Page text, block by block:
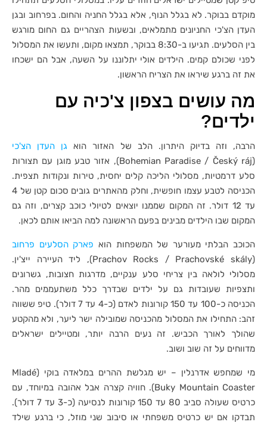
מוקדם בבוקר. לא בגלל הנוף, אלא בגלל החניה והחום. בפרחוב ובגן
העדן הצ'כי החניונים מתמלאים, ובשעות הצהריים גם החום מורגש
בין הסלעים. תגיעו ב-8:30 בבוקר, תמצאו מקום, ותעשו את המסלול
לפני שכולם קמים. הילדים אולי יתלוננו על השעה, אבל הם ישכחו
את זה ברגע שיראו את הצריח הראשון.
מה עושים בצפון צ'כיה עם
ילדים?
הרבה, וזה בדיוק היתרון. הלב של האזור הוא גן העדן הצ'כי
(Bohemian Paradise / Český ráj), אזור טבע מוגן עם תצורות
סלע דרמטיות, מסלולי הליכה קלים יחסית, טירות ונקודות תצפית.
הכניסה לטבע עצמו חופשית, וחלק מהאתרים גובים סכום קטן של 4
עד 12 דולר. זה המקום שממנו יוצאים לטיולי כוכב קצרים, וזה גם
המקום שבו הילדים מבינים בפעם הראשונה למה הביאו אותם לכאן.
הכוכב הבלתי מעורער של המשפחות הוא פארק הסלעים פרחוב
(Prachov Rocks / Prachovské skály), ליד העיירה ייצ'ין.
מסלולי לולאה בין צריחי סלע ענקיים, מדרגות חצובות, גשרונים
ותצפיות שעובדות גם על ילדים שבדרך כלל משתעממים מהר.
הכניסה כ-100 עד 150 קורונות לאדם (כ-4 עד 7 דולר). טיפ ששווה
זהב: התחילו את המסלול מהכניסה שמובילה ישר ליער, ולא מהקטע
שהולך לאורך הכביש. זה נעים הרבה יותר, ומטיילים ישראלים
מדווחים על זה שוב ושוב.
מי שמחפש אדרנלין – יש מגלשת ההרים במלאדה בוקי (Mladé
Buky Mountain Coaster). חוויה קצרה אבל אהובה במיוחד, עם
כרטיס שעולה סביב 80 עד 150 קורונות לנסיעה (כ-3 עד 7 דולר).
תבדקו אם יש כרטיס משפחתי או סיבוב שני מוזל, כי ברגע שילד